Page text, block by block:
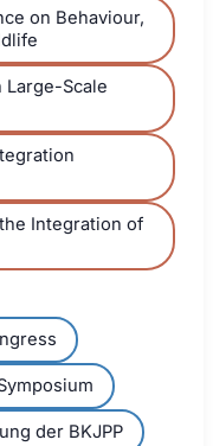
on Behaviour,
Large-Scale
Integration of
der BKJPP